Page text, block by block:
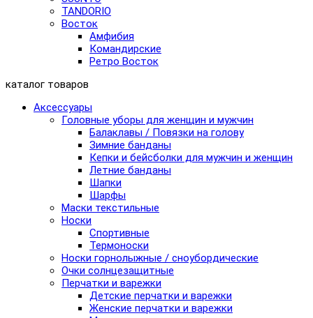
TANDORIO
Восток
Амфибия
Командирские
Ретро Восток
каталог товаров
Аксессуары
Головные уборы для женщин и мужчин
Балаклавы / Повязки на голову
Зимние банданы
Кепки и бейсболки для мужчин и женщин
Летние банданы
Шапки
Шарфы
Маски текстильные
Носки
Спортивные
Термоноски
Носки горнолыжные / сноубордические
Очки солнцезащитные
Перчатки и варежки
Детские перчатки и варежки
Женские перчатки и варежки